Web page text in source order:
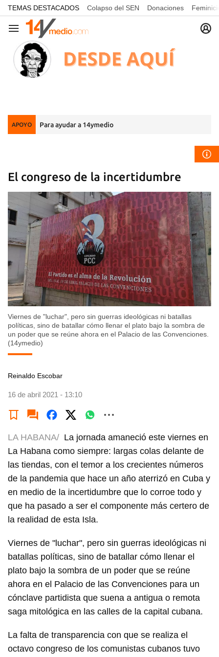
common.go-to-content
TEMAS DESTACADOS Colapso del SEN Donaciones
Navegación
APOYO Para ayudar a 14ymedio
El congreso de la incertidumbre
Viernes de "luchar", pero sin guerras ideológicas ni batallas
políticas, sino de batallar cómo llenar el plato bajo la sombra de
un poder que se reúne ahora en el Palacio de las Convenciones.
(14ymedio)
Reinaldo Escobar
16 de abril 2021 - 13:10
LA HABANA/ La jornada amaneció este viernes en
La Habana como siempre: largas colas delante de
las tiendas, con el temor a los crecientes números
de la pandemia que hace un año aterrizó en Cuba y
en medio de la incertidumbre que lo corroe todo y
que ha pasado a ser el componente más certero de
la realidad de esta Isla.
Viernes de "luchar", pero sin guerras ideológicas ni
batallas políticas, sino de batallar cómo llenar el
plato bajo la sombra de un poder que se reúne
ahora en el Palacio de las Convenciones para un
cónclave partidista que suena a antigua o remota
saga mitológica en las calles de la capital cubana.
La falta de transparencia con que se realiza el
octavo congreso de los comunistas cubanos tuvo